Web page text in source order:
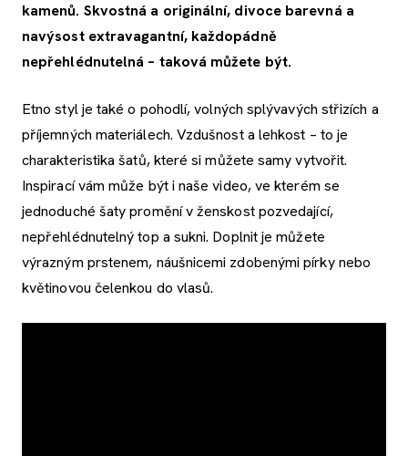
kamenů. Skvostná a originální, divoce barevná a
navýsost extravagantní, každopádně
nepřehlédnutelná – taková můžete být.
Etno styl je také o pohodlí, volných splývavých střizích a
příjemných materiálech. Vzdušnost a lehkost – to je
charakteristika šatů, které si můžete samy vytvořit.
Inspirací vám může být i naše video, ve kterém se
jednoduché šaty promění v ženskost pozvedající,
nepřehlédnutelný top a sukni. Doplnit je můžete
výrazným prstenem, náušnicemi zdobenými pírky nebo
květinovou čelenkou do vlasů.